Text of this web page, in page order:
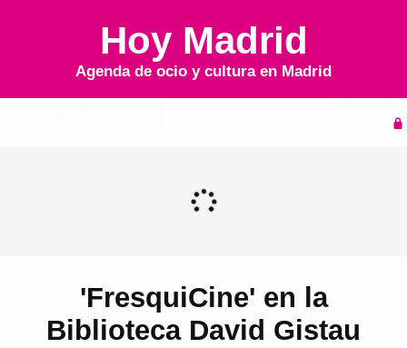
Hoy Madrid
Agenda de ocio y cultura en Madrid
'FresquiCine' en la
Biblioteca David Gistau